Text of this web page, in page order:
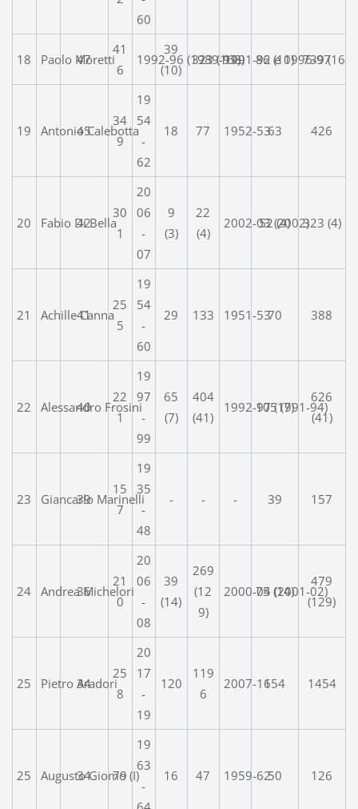
60
18 Paolo Moretti
47
41
6
1992-96 (1989-91)
39
(10)
323 (168)1991-92 e 1996-97
86 (10) 739 (168)
19 Antonio Calebotta
45
34
9
19
54
-
62
18 77 1952-5363 426
20 Fabio Di Bella
42
30
1
20
06
-
07
9
(3)
22
(4)
2002-03 (2002)
52 (4) 323 (4)
21 Achille Canna
41
25
5
19
54
-
60
29 133 1951-5370 388
22 Alessandro Frosini
40
22
1
19
97
-
99
65
(7)
404
(41)
1992-97 (1991-94)
105 (7)
626
(41)
23 Giancarlo Marinelli
39
15
7
19
35
-
48
- - - 39 157
24 Andrea Michelori
36
21
0
20
06
-
08
39
(14)
269
(12
9)
2000-04 (2001-02)
75 (14)
479
(129)
25 Pietro Aradori
34
25
8
20
17
-
19
120
119
6
2007-16154 1454
25 Augusto Giomo (I)
34 79
19
63
-
16 47 1959-6250 126